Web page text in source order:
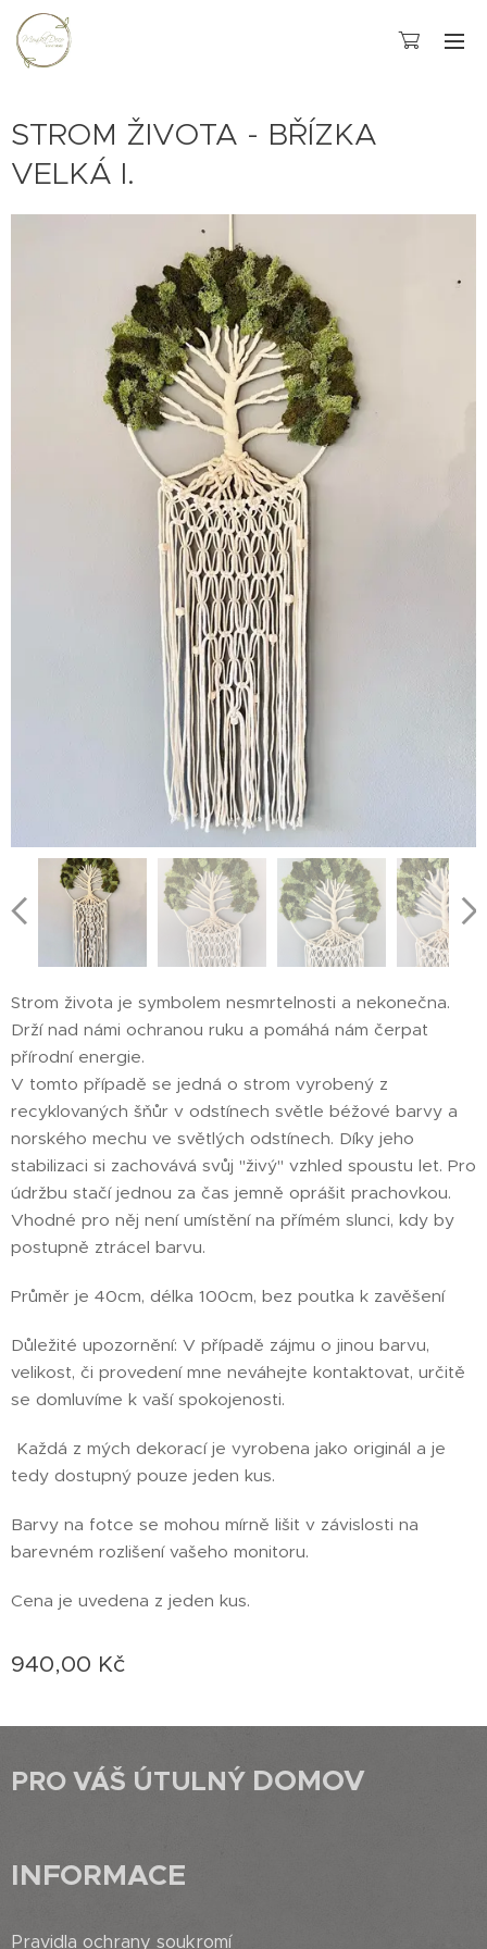
STROM ŽIVOTA - BŘÍZKA
VELKÁ I.
Strom života je symbolem nesmrtelnosti a nekonečna.
Drží nad námi ochranou ruku a pomáhá nám čerpat
přírodní energie.
V tomto případě se jedná o strom vyrobený z
recyklovaných šňůr v odstínech světle béžové barvy a
norského mechu ve světlých odstínech. Díky jeho
stabilizaci si zachovává svůj "živý" vzhled spoustu let. Pro
údržbu stačí jednou za čas jemně oprášit prachovkou.
Vhodné pro něj není umístění na přímém slunci, kdy by
postupně ztrácel barvu.
Průměr je 40cm, délka 100cm, bez poutka k zavěšení
Důležité upozornění: V případě zájmu o jinou barvu,
velikost, či provedení mne neváhejte kontaktovat, určitě
se domluvíme k vaší spokojenosti.
Každá z mých dekorací je vyrobena jako originál a je
tedy dostupný pouze jeden kus.
Barvy na fotce se mohou mírně lišit v závislosti na
barevném rozlišení vašeho monitoru.
Cena je uvedena z jeden kus.
940,00 Kč
PRO VÁŠ ÚTULNÝ DOMOV
INFORMACE
Pravidla ochrany soukromí